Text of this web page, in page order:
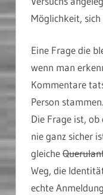
Möglichkeit,
Eine Frage die
wenn man
Kommentare
Person
Die Frage ist,
nie ganz sicher
gleiche
Weg, die
echte